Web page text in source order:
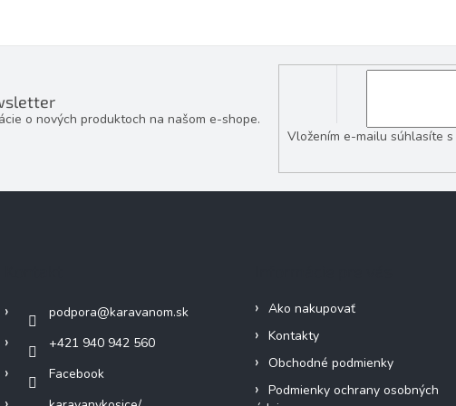
o nových produktoch na našom e-shope.
Vložením e-mailu súhlasíte s
podpora@karavanom.sk
+421 940 942 560
Facebook
Ako nakupovať
Kontakty
Obchodné podmienky
Podmienky ochrany osobných